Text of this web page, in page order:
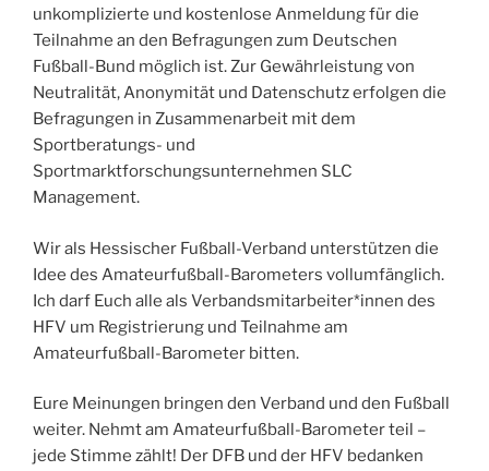
unkomplizierte und kostenlose Anmeldung für die
Teilnahme an den Befragungen zum Deutschen
Fußball-Bund möglich ist. Zur Gewährleistung von
Neutralität, Anonymität und Datenschutz erfolgen die
Befragungen in Zusammenarbeit mit dem
Sportberatungs- und
Sportmarktforschungsunternehmen SLC
Management.
Wir als Hessischer Fußball-Verband unterstützen die
Idee des Amateurfußball-Barometers vollumfänglich.
Ich darf Euch alle als Verbandsmitarbeiter*innen des
HFV um Registrierung und Teilnahme am
Amateurfußball-Barometer bitten.
Eure Meinungen bringen den Verband und den Fußball
weiter. Nehmt am Amateurfußball-Barometer teil –
jede Stimme zählt! Der DFB und der HFV bedanken